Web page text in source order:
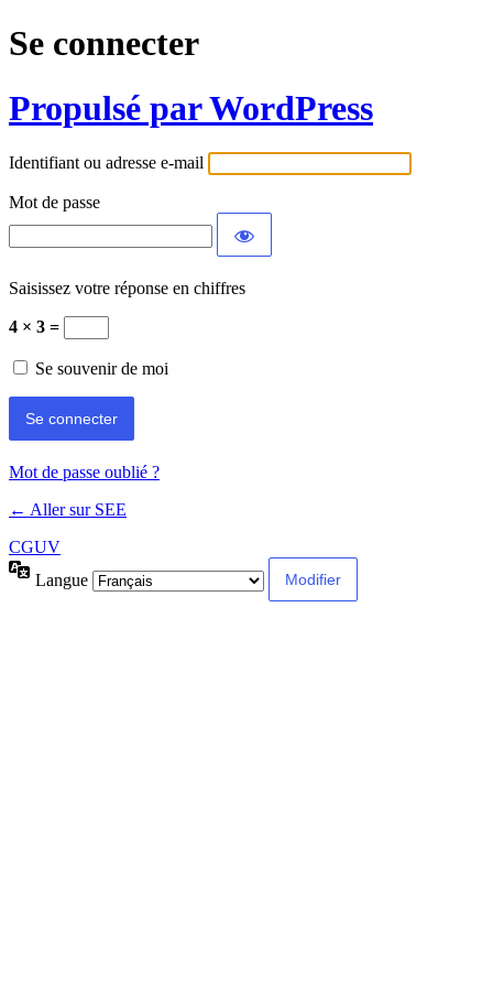
Se connecter
Propulsé par WordPress
Identifiant ou adresse e-mail
Mot de passe
Saisissez votre réponse en chiffres
4 × 3 =
Se souvenir de moi
Mot de passe oublié ?
← Aller sur SEE
CGUV
Langue